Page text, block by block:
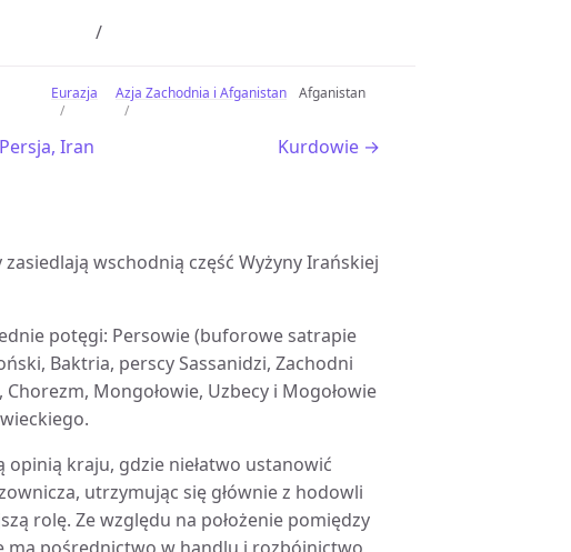
Eurazja Azja Zachodnia i Afganistan Afganistan
Iran Kurdowie →
wschodnią część Wyżyny Irańskiej
potęgi: Persowie (buforowe satrapie
Baktria, perscy Sassanidzi, Zachodni
Mongołowie, Uzbecy i Mogołowie
opinią kraju, gdzie niełatwo ustanowić
utrzymując się głównie z hodowli
rolę. Ze względu na położenie pomiędzy